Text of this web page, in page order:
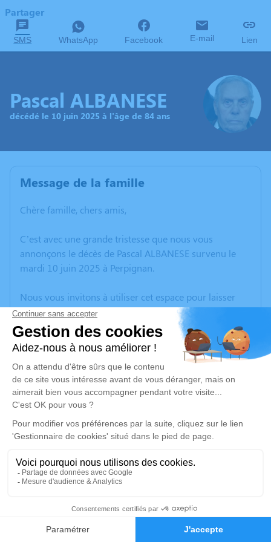
Faire-part Hommages
Partager
SMS WhatsApp Facebook E-mail Lien
Pascal ALBANESE
décédé le 10 juin 2025 à l'âge de 84 ans
Message de la famille
Chère famille, chers amis,
C’est avec une grande tristesse que nous vous
annonçons le décès de Pascal ALBANESE survenu le
mardi 10 juin 2025 à Perpignan.
Nous vous invitons à utiliser cet espace pour laisser
vos condoléances, partager des photos souvenirs, une
anecdote ou exprimer vos pensées à travers des
poèmes ou des textes. Cet endroit est un lieu
d'expression dédié à honorer la mémoire de Pascal
ALBANESE.
Un service de plantation d’arbre hommage est
disponible ici.
Je rends hommage
Cérémonie religieuse
Église de Villeneuve-de-la-Raho
66180 Villeneuve-de-la-Raho